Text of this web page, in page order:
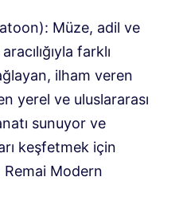
Müze, adil ve
farklı
ilham veren
yerel ve uluslararası
sunuyor ve
keşfetmek için
Modern